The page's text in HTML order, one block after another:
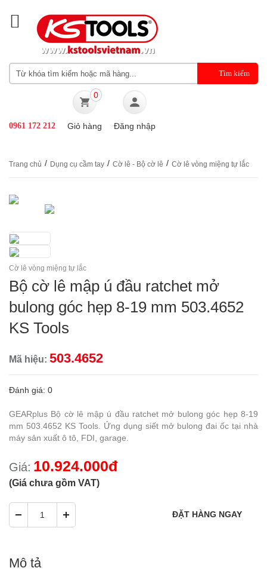
0961 172 212
0
Giỏ hàng Đăng nhập
Trang chủ / Dụng cụ cầm tay / Cờ lê - Bộ cờ lê / Cờ lê vòng miệng tự lắc
Cờ lê vòng miệng tự lắc
Bộ cờ lê mập ú đầu ratchet mở
bulong góc hẹp 8-19 mm 503.4652
KS Tools
Mã hiệu: 503.4652
Đánh giá: 0
GEARplus Bộ cờ lê mập ú đầu ratchet mở bulong góc hẹp 8-19
mm 503.4652 KS Tools. Ứng dụng siết mở bulong đai ốc tại nhà
máy sản xuất ô tô, FDI, garage.
Giá: 10.924.000đ
(Giá chưa gồm VAT)
Mô tả